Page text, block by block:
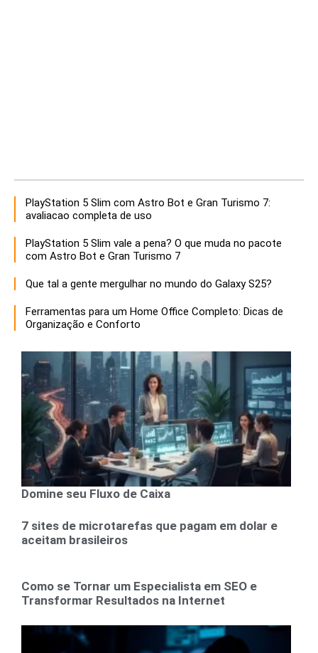
PlayStation 5 Slim com Astro Bot e Gran Turismo 7:
avaliacao completa de uso
PlayStation 5 Slim vale a pena? O que muda no pacote
com Astro Bot e Gran Turismo 7
Que tal a gente mergulhar no mundo do Galaxy S25?
Ferramentas para um Home Office Completo: Dicas de
Organização e Conforto
Domine seu Fluxo de Caixa
7 sites de microtarefas que pagam em dolar e
aceitam brasileiros
Como se Tornar um Especialista em SEO e
Transformar Resultados na Internet